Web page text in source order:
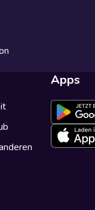
Apps